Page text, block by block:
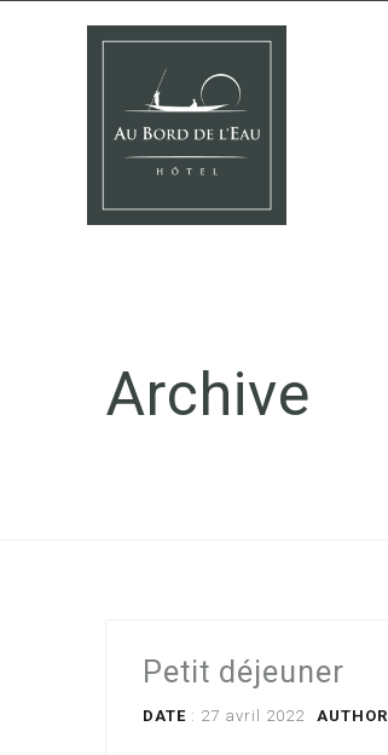
Archive
Petit déjeuner
DATE : 27 avril 2022 AUTHOR